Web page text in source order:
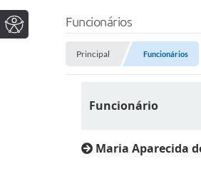
Funcionários
Principal Funcionários
Funcionário
Maria Aparecida